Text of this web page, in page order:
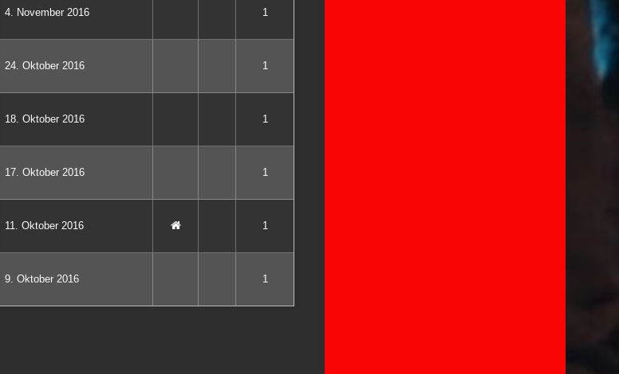
4. November 2016 1
24. Oktober 2016 1
18. Oktober 2016 1
17. Oktober 2016 1
11. Oktober 2016 1
9. Oktober 2016 1